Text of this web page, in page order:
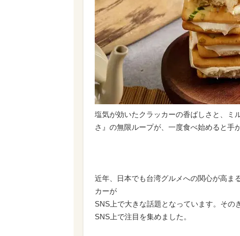
塩気が効いたクラッカーの香ばしさと、ミ
さ』の無限ループが、一度食べ始めると手
近年、日本でも台湾グルメへの関心が高ま
カーが
SNS上で大きな話題となっています。その
SNS上で注目を集めました。